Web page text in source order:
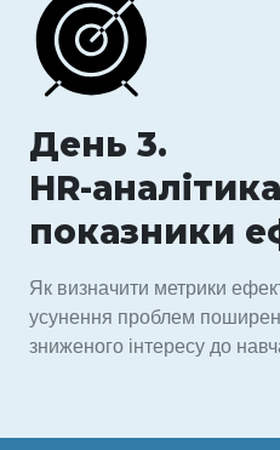
День 3.
HR-
показники
Як визначити метрики
усунення проблем
зниженого інтересу до